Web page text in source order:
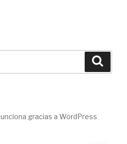
gracias a WordPress